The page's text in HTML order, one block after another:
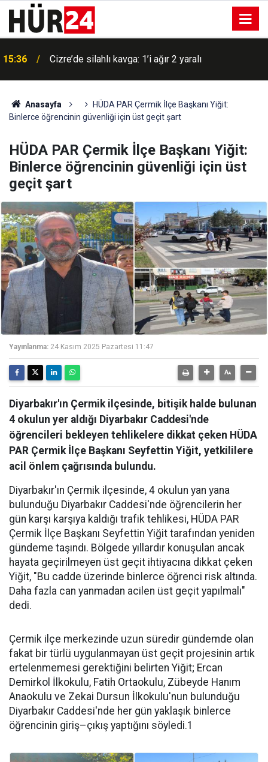
15:36 Cizre’de silahlı kavga: 1’i ağır 2 yaralı
Anasayfa
HÜDA PAR Çermik İlçe Başkanı Yiğit:
Binlerce öğrencinin güvenliği için üst geçit şart
HÜDA PAR Çermik İlçe Başkanı Yiğit:
Binlerce öğrencinin güvenliği için üst
geçit şart
Yayınlanma: 24 Kasım 2025 Pazartesi 11:47
Diyarbakır'ın Çermik ilçesinde, bitişik halde bulunan
4 okulun yer aldığı Diyarbakır Caddesi'nde
öğrencileri bekleyen tehlikelere dikkat çeken HÜDA
PAR Çermik İlçe Başkanı Seyfettin Yiğit, yetkililere
acil önlem çağrısında bulundu.
Diyarbakır'ın Çermik ilçesinde, 4 okulun yan yana
bulunduğu Diyarbakır Caddesi'nde öğrencilerin her
gün karşı karşıya kaldığı trafik tehlikesi, HÜDA PAR
Çermik İlçe Başkanı Seyfettin Yiğit tarafından yeniden
gündeme taşındı. Bölgede yıllardır konuşulan ancak
hayata geçirilmeyen üst geçit ihtiyacına dikkat çeken
Yiğit, "Bu cadde üzerinde binlerce öğrenci risk altında.
Daha fazla can yanmadan acilen üst geçit yapılmalı"
dedi.
Çermik ilçe merkezinde uzun süredir gündemde olan
fakat bir türlü uygulanmayan üst geçit projesinin artık
ertelenmemesi gerektiğini belirten Yiğit; Ercan
Demirkol İlkokulu, Fatih Ortaokulu, Zübeyde Hanım
Anaokulu ve Zekai Dursun İlkokulu'nun bulunduğu
Diyarbakır Caddesi'nde her gün yaklaşık binlerce
öğrencinin giriş–çıkış yaptığını söyledi.1